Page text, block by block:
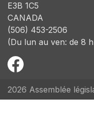
E3B 1C5
CANADA
(506) 453-2506
(Du lun au ven: de 8
2026 Assemblée